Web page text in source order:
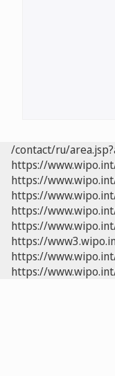
/contact/ru/
https://
https://
https://
https://
https://
https://
https://
https://